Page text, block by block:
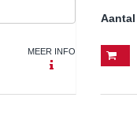
MEER INFO
Aantal